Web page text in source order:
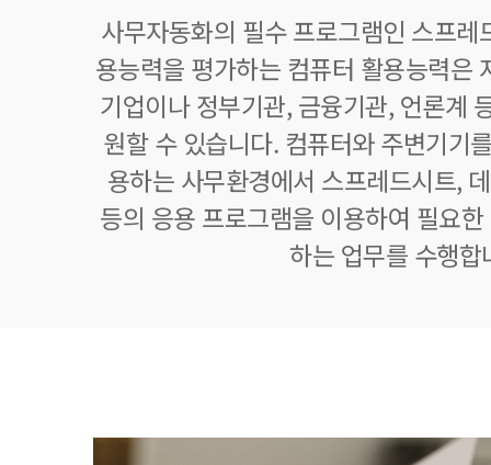
사무자동화의 필수 프로그램인 스프
용능력을 평가하는 컴퓨터 활용능력은
기업이나 정부기관, 금융기관, 언론계
원할 수 있습니다. 컴퓨터와 주변기기
용하는 사무환경에서 스프레드시트,
등의 응용 프로그램을 이용하여 필요
하는 업무를 수행합